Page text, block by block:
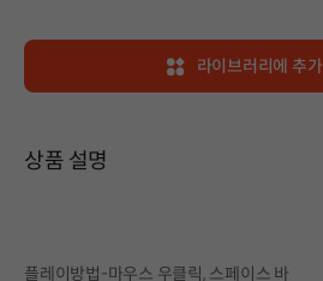
라이브러리에 추가
상품 설명
플레이방법-마우스 우클릭, 스페이스 바